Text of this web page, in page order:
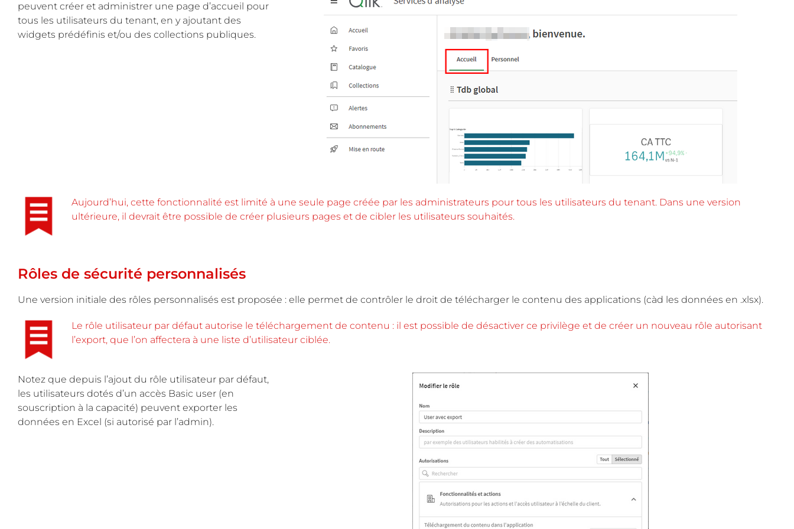
peuvent créer et administrer une page d’accueil pour
tous les utilisateurs du tenant, en y ajoutant des
widgets prédéfinis et/ou des collections publiques.
Aujourd’hui, cette fonctionnalité est limité à une seule page créée par les administrateurs pour tous les utilisateurs du tenant. Dans une version
ultérieure, il devrait être possible de créer plusieurs pages et de cibler les utilisateurs souhaités.
Rôles de sécurité personnalisés
Une version initiale des rôles personnalisés est proposée : elle permet de contrôler le droit de télécharger le contenu des applications (càd les données en .xlsx).
Le rôle utilisateur par défaut autorise le téléchargement de contenu : il est possible de désactiver ce privilège et de créer un nouveau rôle autorisant
l’export, que l’on affectera à une liste d’utilisateur ciblée.
Notez que depuis l’ajout du rôle utilisateur par défaut,
les utilisateurs dotés d’un accès Basic user (en
souscription à la capacité) peuvent exporter les
données en Excel (si autorisé par l’admin).